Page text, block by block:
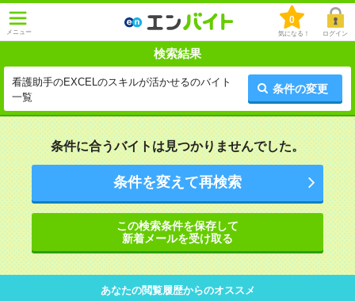
メニュー
0
気になる！ ログイン
検索結果
看護助手のEXCELのスキルが活かせるのバイト
一覧
条件の変更
条件に合うバイトは見つかりませんでした。
条件を変えて再検索
この検索条件を保存して
新着メールを受け取る
あなたの閲覧履歴からのオススメ